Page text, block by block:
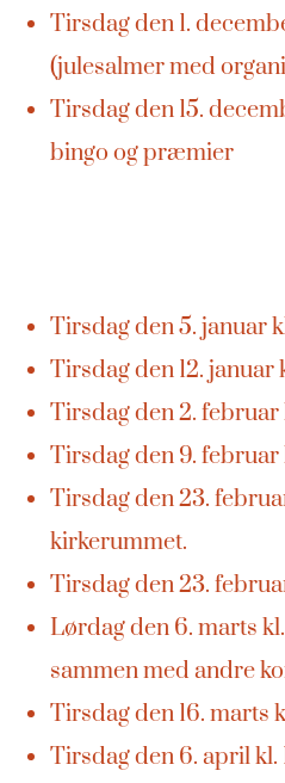
Tirsdag den 1.
(julesalmer med
Tirsdag den 15.
bingo og præmier
Tirsdag den 5. januar
Tirsdag den 12. januar
Tirsdag den 2. februar
Tirsdag den 9. februar
Tirsdag den 23.
kirkerummet.
Tirsdag den 23.
Lørdag den 6. marts kl.
sammen med andre
Tirsdag den 16. marts
Tirsdag den 6. april kl.